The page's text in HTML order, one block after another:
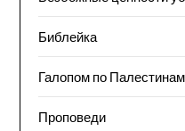
Библейка
Галопом по Палестинам
Проповеди